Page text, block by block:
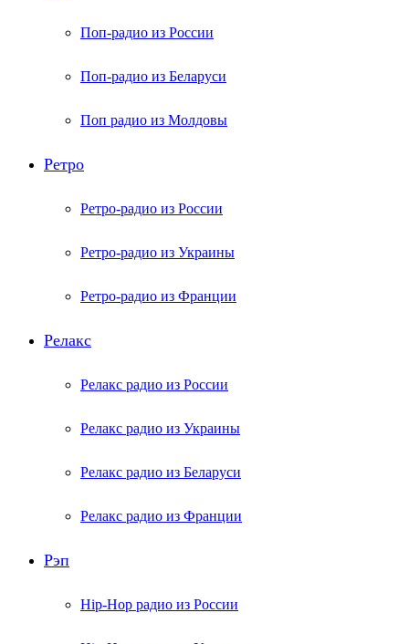
Поп-радио из России
Поп-радио из Беларуси
Поп радио из Молдовы
Ретро
Ретро-радио из России
Ретро-радио из Украины
Ретро-радио из Франции
Релакс
Релакс радио из России
Релакс радио из Украины
Релакс радио из Беларуси
Релакс радио из Франции
Рэп
Hip-Hop радио из России